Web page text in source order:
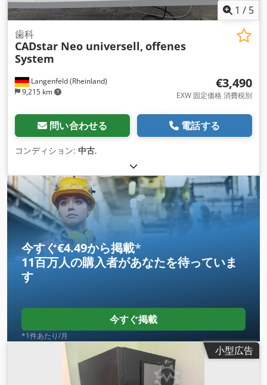
1 / 5
Langenfeld (Rheinland)
9,215 km
歯科
CADstar Neo universell, offenes
System
€3,490
EXW 固定価格 消費税別
問い合わせる 電話する
コンディション: 中古,
今すぐ€4.49から掲載*
11百万人の購入者があなたを待っていま
す
今すぐ掲載
*1件あたり/月
小型広告